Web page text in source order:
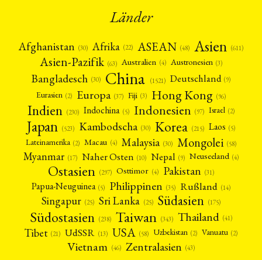
Länder
Afghanistan (30) Afrika (22) ASEAN (48) Asien (611)
Asien-Pazifik (63) Australien (4) Austronesien (3)
Bangladesch (30) China (1521) Deutschland (9)
Eurasien (2) Europa (37) Fiji (3) Hong Kong (96)
Indien (230) Indochina (5) Indonesien (97) Israel (2)
Japan (523) Kambodscha (30) Korea (215) Laos (5)
Lateinamerika (2) Macau (4) Malaysia (30) Mongolei (58)
Myanmar (17) Naher Osten (10) Nepal (9) Neuseeland (4)
Ostasien (297) Osttimor (4) Pakistan (31)
Papua-Neuguinea (5) Philippinen (35) Rußland (14)
Singapur (25) Sri Lanka (25) Südasien (175)
Südostasien (238) Taiwan (343) Thailand (41)
Tibet (21) UdSSR (13) USA (58) Uzbekistan (2) Vanuatu (2)
Vietnam (46) Zentralasien (43)